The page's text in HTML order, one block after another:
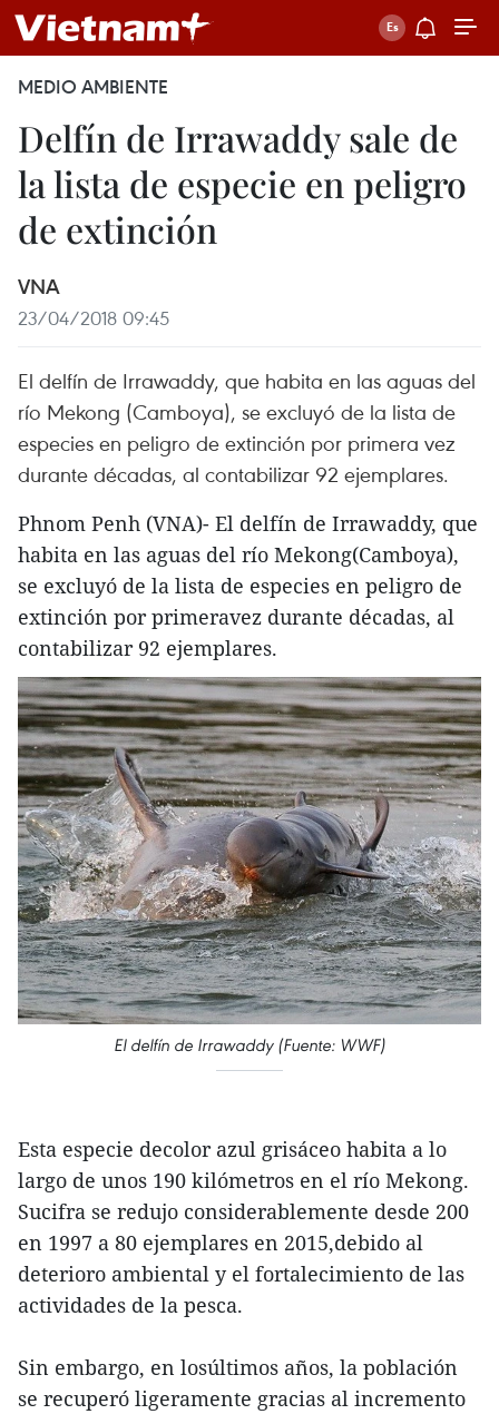
MEDIO AMBIENTE
Delfín de Irrawaddy sale de
la lista de especie en peligro
de extinción
VNA
23/04/2018 09:45
El delfín de Irrawaddy, que habita en las aguas del
río Mekong (Camboya), se excluyó de la lista de
especies en peligro de extinción por primera vez
durante décadas, al contabilizar 92 ejemplares.
Phnom Penh (VNA)- El delfín de Irrawaddy, que
habita en las aguas del río Mekong(Camboya),
se excluyó de la lista de especies en peligro de
extinción por primeravez durante décadas, al
contabilizar 92 ejemplares.
El delfín de Irrawaddy (Fuente: WWF)
Esta especie decolor azul grisáceo habita a lo
largo de unos 190 kilómetros en el río Mekong.
Sucifra se redujo considerablemente desde 200
en 1997 a 80 ejemplares en 2015,debido al
deterioro ambiental y el fortalecimiento de las
actividades de la pesca.
Sin embargo, en losúltimos años, la población
se recuperó ligeramente gracias al incremento